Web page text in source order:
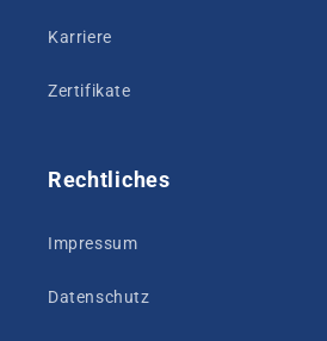
Karriere
Zertifikate
Rechtliches
Impressum
Datenschutz